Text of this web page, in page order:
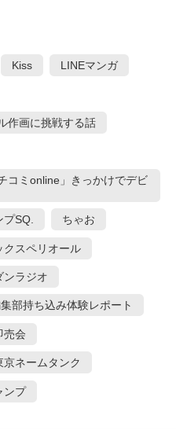
Kiss LINEマンガ
作画に挑戦する話
コミonline」きっかけでデビ
プSQ. ちゃお
クスペリオール
ンラジオ
部持ち込み体験レポート
売会
京ネームタンク
ンプ